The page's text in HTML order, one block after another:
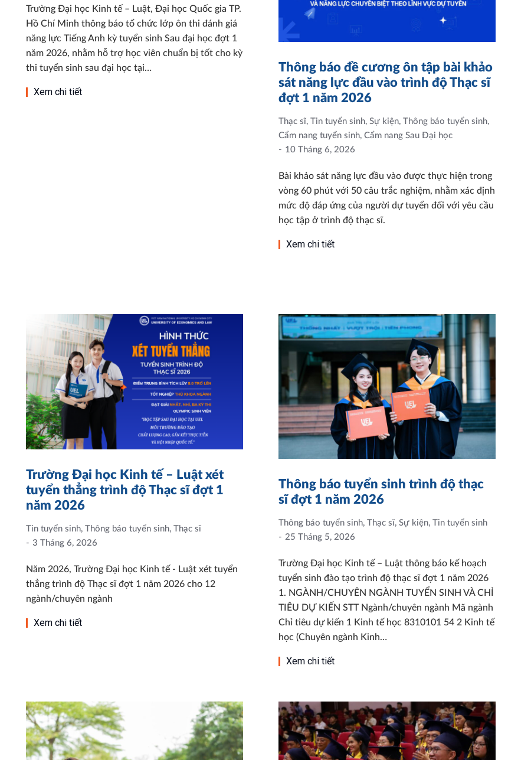
Trường Đại học Kinh tế – Luật, Đại học Quốc gia TP.
Hồ Chí Minh thông báo tổ chức lớp ôn thi đánh giá
năng lực Tiếng Anh kỳ tuyển sinh Sau đại học đợt 1
năm 2026, nhằm hỗ trợ học viên chuẩn bị tốt cho kỳ
thi tuyển sinh sau đại học tại…
Xem chi tiết
Thông báo đề cương ôn tập bài khảo
sát năng lực đầu vào trình độ Thạc sĩ
đợt 1 năm 2026
Thạc sĩ, Tin tuyển sinh, Sự kiện, Thông báo tuyển sinh,
Cẩm nang tuyển sinh, Cẩm nang Sau Đại học
10 Tháng 6, 2026
Bài khảo sát năng lực đầu vào được thực hiện trong
vòng 60 phút với 50 câu trắc nghiệm, nhằm xác định
mức độ đáp ứng của người dự tuyển đối với yêu cầu
học tập ở trình độ thạc sĩ.
Xem chi tiết
Trường Đại học Kinh tế – Luật xét
tuyển thẳng trình độ Thạc sĩ đợt 1
năm 2026
Tin tuyển sinh, Thông báo tuyển sinh, Thạc sĩ
3 Tháng 6, 2026
Năm 2026, Trường Đại học Kinh tế - Luật xét tuyển
thẳng trình độ Thạc sĩ đợt 1 năm 2026 cho 12
ngành/chuyên ngành
Xem chi tiết
Thông báo tuyển sinh trình độ thạc
sĩ đợt 1 năm 2026
Thông báo tuyển sinh, Thạc sĩ, Sự kiện, Tin tuyển sinh
25 Tháng 5, 2026
Trường Đại học Kinh tế – Luật thông báo kế hoạch
tuyển sinh đào tạo trình độ thạc sĩ đợt 1 năm 2026
1. NGÀNH/CHUYÊN NGÀNH TUYỂN SINH VÀ CHỈ
TIÊU DỰ KIẾN STT Ngành/chuyên ngành Mã ngành
Chỉ tiêu dự kiến 1 Kinh tế học 8310101 54 2 Kinh tế
học (Chuyên ngành Kinh…
Xem chi tiết